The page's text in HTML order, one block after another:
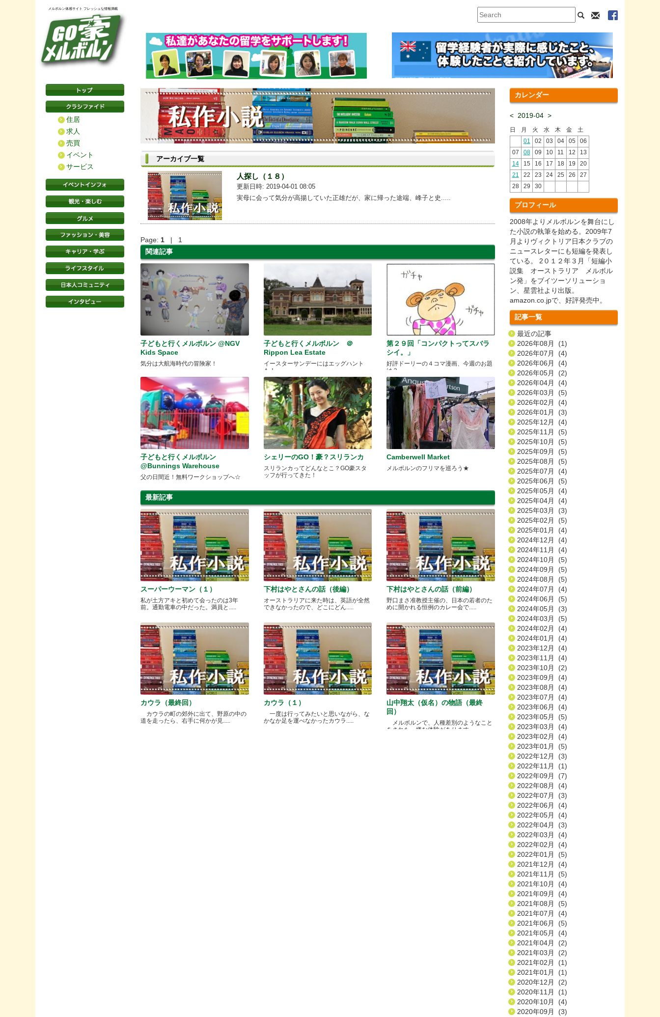
メルボルン体感サイト フレッシュな情報満載
住居
求人
売買
イベント
サービス
アーカイブ一覧
人探し（１８）
更新日時: 2019-04-01 08:05
実母に会って気分が高揚していた正雄だが、家に帰った途端、峰子と史.....
Page: 1 | 1
関連記事
子どもと行くメルボルン @NGV
Kids Space
気分は大航海時代の冒険家！
子どもと行くメルボルン ＠
Rippon Lea Estate
イースターサンデーにはエッグハント
も！
第２９回「コンパクトってスバラ
シイ。」
好評ドーリーの４コマ漫画、今週のお題
は？
子どもと行くメルボルン
@Bunnings Warehouse
父の日間近！無料ワークショップへ☆
シェリーのGO！豪？スリランカ
スリランカってどんなとこ？GO豪スタ
ッフが行ってきた！
Camberwell Market
メルボルンのフリマを巡ろう★
最新記事
スーパーウーマン（１）
私が土方アキと初めて会ったのは3年
前。通勤電車の中だった。満員と.....
下村はやとさんの話（後編）
オーストラリアに来た時は、英語が全然
できなかったので、どこにどん.....
下村はやとさんの話（前編）
野口まさ准教授主催の、日本の若者のた
めに開かれる恒例のカレー会で.....
カウラ（最終回）
カウラの町の郊外に出て、野原の中の
道を走ったら、右手に何かが見.....
カウラ（１）
一度は行ってみたいと思いながら、な
かなか足を運べなかったカウラ.....
山中翔太（仮名）の物語（最終
回）
メルボルンで、人種差別のようなこと
をされた、嫌な体験があります.....
カレンダー
< 2019-04 >
日 月 火 水 木 金
土
01
02 03 04 05
06
07
08 09 10 11 12
13
14
15 16 17 18 19
20
21
22 23 24 25 26
27
28
29 30
プロフィール
2008年よりメルボルンを舞台にし
た小説の執筆を始める。2009年7
月よりヴィクトリア日本クラブの
ニュースレターにも短編を発表し
ている。 2０１２年３月「短編小
説集 オーストラリア メルボル
ン発」をブイツーソリューショ
ン、星雲社より出版。
amazon.co.jpで、好評発売中。
記事一覧
最近の記事
2026年08月 (1)
2026年07月 (4)
2026年06月 (4)
2026年05月 (2)
2026年04月 (4)
2026年03月 (5)
2026年02月 (4)
2026年01月 (3)
2025年12月 (4)
2025年11月 (5)
2025年10月 (5)
2025年09月 (5)
2025年08月 (5)
2025年07月 (4)
2025年06月 (5)
2025年05月 (4)
2025年04月 (4)
2025年03月 (3)
2025年02月 (5)
2025年01月 (4)
2024年12月 (4)
2024年11月 (4)
2024年10月 (5)
2024年09月 (5)
2024年08月 (5)
2024年07月 (4)
2024年06月 (5)
2024年05月 (3)
2024年03月 (5)
2024年02月 (4)
2024年01月 (4)
2023年12月 (4)
2023年11月 (4)
2023年10月 (2)
2023年09月 (4)
2023年08月 (4)
2023年07月 (4)
2023年06月 (4)
2023年05月 (5)
2023年03月 (4)
2023年02月 (4)
2023年01月 (5)
2022年12月 (3)
2022年11月 (1)
2022年09月 (7)
2022年08月 (4)
2022年07月 (3)
2022年06月 (4)
2022年05月 (4)
2022年04月 (3)
2022年03月 (4)
2022年02月 (4)
2022年01月 (5)
2021年12月 (4)
2021年11月 (5)
2021年10月 (4)
2021年09月 (4)
2021年08月 (5)
2021年07月 (4)
2021年06月 (5)
2021年05月 (4)
2021年04月 (2)
2021年03月 (2)
2021年02月 (1)
2021年01月 (1)
2020年12月 (2)
2020年11月 (1)
2020年10月 (4)
2020年09月 (3)